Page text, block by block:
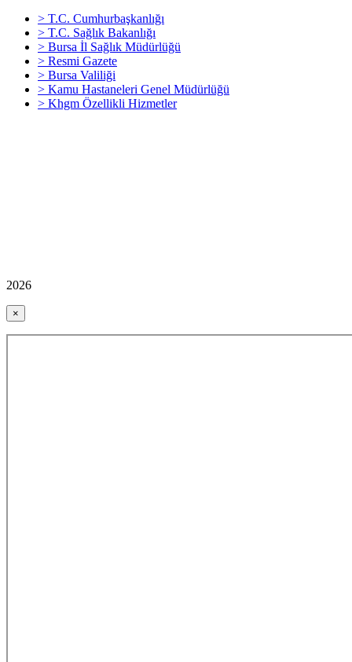
> T.C. Cumhurbaşkanlığı
> T.C. Sağlık Bakanlığı
> Bursa İl Sağlık Müdürlüğü
> Resmi Gazete
> Bursa Valiliği
> Kamu Hastaneleri Genel Müdürlüğü
> Khgm Özellikli Hizmetler
2026
×